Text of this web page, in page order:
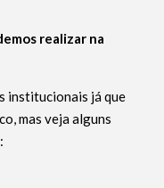
realizar na
institucionais já que
mas veja alguns